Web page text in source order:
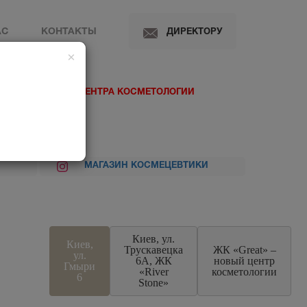
КОНТАКТЫ ДИРЕКТОРУ
ЦЕНТРА КОСМЕТОЛОГИИ
МАГАЗИН КОСМЕЦЕВТИКИ
Киев,
ул.
Гмыри
6
Киев, ул.
Трускавецка
6А, ЖК
«River
Stone»
ЖК «Great» –
новый центр
косметологии
×